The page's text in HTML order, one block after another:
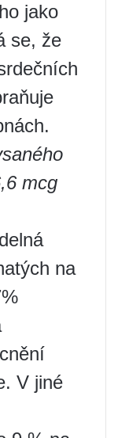
jako
se, že
mcg
na
V jiné